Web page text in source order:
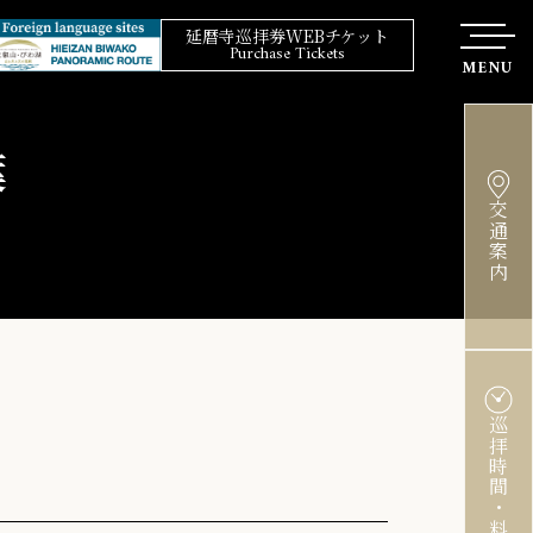
延暦寺巡拝券WEBチケット
Purchase Tickets MENU
交通案内
巡拝時間・料金